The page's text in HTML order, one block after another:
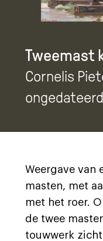
Tweemast
Cornelis
ongedateerd
Weergave van
masten, met
met het roer.
de twee
touwwerk